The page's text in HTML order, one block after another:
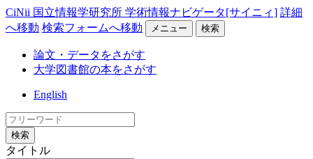
CiNii 国立情報学研究所 学術情報ナビゲータ[サイニィ] 詳細
へ移動 検索フォームへ移動 メニュー 検索
論文・データをさがす
大学図書館の本をさがす
English
検索
タイトル